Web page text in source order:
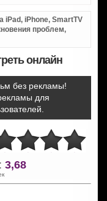
iPad, iPhone, SmartTV
проблем,
онлайн
без рекламы!
для
3,68